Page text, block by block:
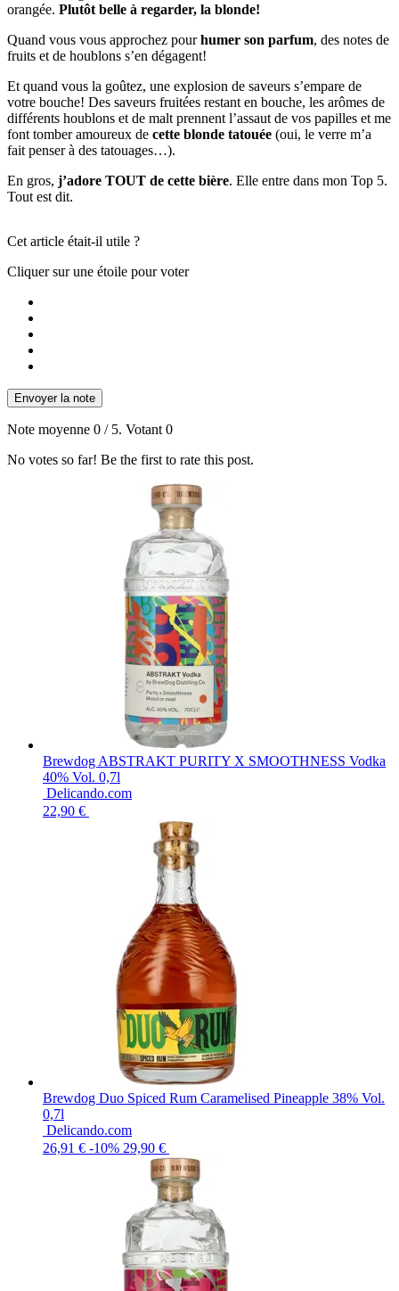
orangée. Plutôt belle à regarder, la blonde!
Quand vous vous approchez pourhumer son parfum, des notes de
fruits et de houblons s’en dégagent!
Et quand vous la goûtez, une explosion de saveurs s’empare de
votre bouche! Des saveurs fruitées restant en bouche, les arômes de
différents houblons et de malt prennent l’assaut de vos papilles et me
font tomber amoureux de cette blonde tatouée (oui, le verre m’a
fait penser à des tatouages…).
En gros, j’adore TOUT de cette bière. Elle entre dans mon Top 5.
Tout est dit.
Cet article était-il utile ?
Cliquer sur une étoile pour voter
Envoyer la note
Note moyenne 0 / 5. Votant 0
No votes so far! Be the first to rate this post.
Brewdog ABSTRAKT PURITY X SMOOTHNESS Vodka
40% Vol. 0,7l
Delicando.com
22,90 €
Brewdog Duo Spiced Rum Caramelised Pineapple 38% Vol.
0,7l
Delicando.com
26,91 € -10% 29,90 €